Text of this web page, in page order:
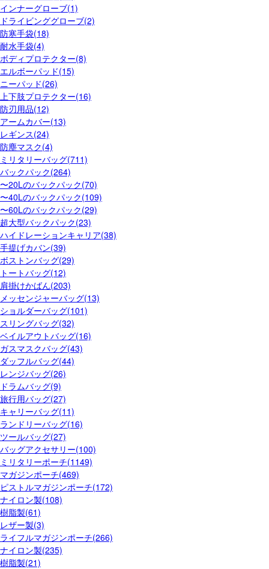
インナーグローブ(1)
ドライビンググローブ(2)
防寒手袋(18)
耐水手袋(4)
ボディプロテクター(8)
エルボーパッド(15)
ニーパッド(26)
上下肢プロテクター(16)
防刃用品(12)
アームカバー(13)
レギンス(24)
防塵マスク(4)
ミリタリーバッグ(711)
バックパック(264)
〜20Lのバックパック(70)
〜40Lのバックパック(109)
〜60Lのバックパック(29)
超大型バックパック(23)
ハイドレーションキャリア(38)
手提げカバン(39)
ボストンバッグ(29)
トートバッグ(12)
肩掛けかばん(203)
メッセンジャーバッグ(13)
ショルダーバッグ(101)
スリングバッグ(32)
ベイルアウトバッグ(16)
ガスマスクバッグ(43)
ダッフルバッグ(44)
レンジバッグ(26)
ドラムバッグ(9)
旅行用バッグ(27)
キャリーバッグ(11)
ランドリーバッグ(16)
ツールバッグ(27)
バッグアクセサリー(100)
ミリタリーポーチ(1149)
マガジンポーチ(469)
ピストルマガジンポーチ(172)
ナイロン製(108)
樹脂製(61)
レザー製(3)
ライフルマガジンポーチ(266)
ナイロン製(235)
樹脂製(21)